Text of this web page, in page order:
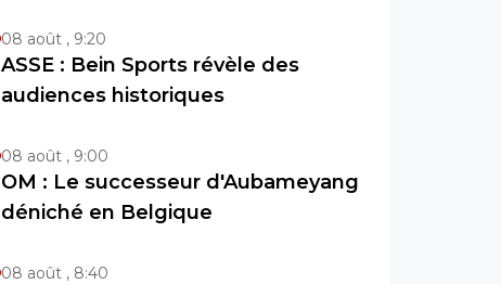
08 août , 9:20
ASSE : Bein Sports révèle des
audiences historiques
08 août , 9:00
OM : Le successeur d'Aubameyang
déniché en Belgique
08 août , 8:40